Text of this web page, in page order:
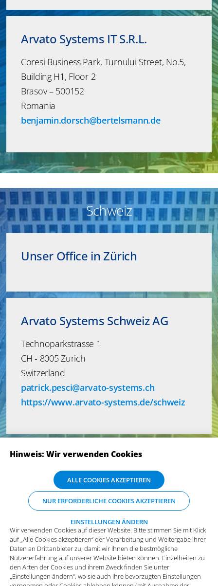
Arvato Systems IT S.R.L.
Coresi Business Park, Turnului Street, No.5,
Building H1, Floor 2
Brasov – 500152
Romania
benjamin.dorsch@bertelsmann.de
Schweiz
Unser Office in Zürich
Arvato Systems Schweiz AG
Technoparkstrasse 1
CH - 8005 Zurich
Switzerland
patrick.pesci@arvato-systems.ch
https://www.arvato-systems.de/schweiz
ABONNIEREN SIE UNSERE NEWSLETTER
Wir verwenden Cookies auf dieser Website. Bitte stimmen Sie mit Klick
auf „Alle Cookies akzeptieren“ der Verarbeitung und Weitergabe Ihrer
Daten an Drittanbieter zu, damit wir Ihnen die bestmögliche
Nutzererfahrung auf unserer Website bieten können. Einzelheiten zu
den Arten der Cookies und ihrem Zweck finden Sie unter
„Einstellungen ändern“, wo sie auch Ihre bevorzugten Einstellungen
Hinweis: Wir verwenden Cookies
ALLE COOKIES AKZEPTIEREN
NUR ERFORDERLICHE COOKIES AKZEPTIEREN
EINSTELLUNGEN ÄNDERN
Wir verwenden Cookies auf dieser Website. Bitte stimmen Sie mit Klick
auf „Alle Cookies akzeptieren“ der Verarbeitung und Weitergabe Ihrer
Daten an Drittanbieter zu, damit wir Ihnen die bestmögliche
Nutzererfahrung auf unserer Website bieten können. Einzelheiten zu
den Arten der Cookies und ihrem Zweck finden Sie unter
„Einstellungen ändern“, wo sie auch Ihre bevorzugten Einstellungen
vornehmen oder Cookies ablehnen können (mit Ausnahme der
benötigten Cookies).
Mehr Infos und die Möglichkeit zum
Widerspruch.
Funktionale Cookies
Diese Cookies sind essenziell wichtig für die einwandfreie